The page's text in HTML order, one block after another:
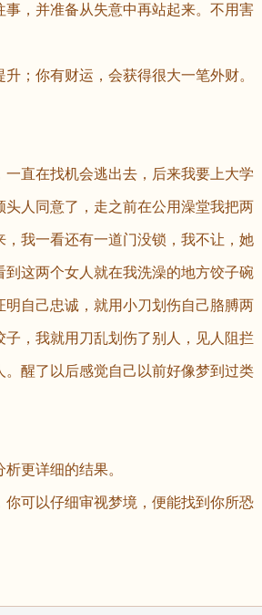
，并准备从失意中再站起来。不用害
你有财运，会获得很大一笔外财。
直在找机会逃出去，后来我要上大学
人同意了，走之前在公用澡堂我把两
我一看还有一道门没锁，我不让，她
这两个女人就在我洗澡的地方饺子碗
自己忠诚，就用小刀划伤自己胳膊两
，我就用刀乱划伤了别人，见人阻拦
醒了以后感觉自己以前好像梦到过类
更详细的结果。
可以仔细审视梦境，便能找到你所恐